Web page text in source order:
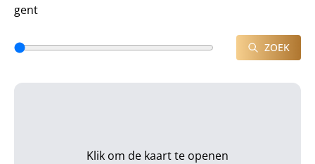
ZOEK
Klik om de kaart te openen